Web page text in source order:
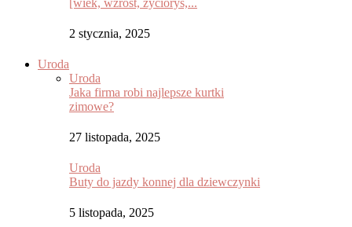
[wiek, wzrost, życiorys,...
2 stycznia, 2025
Uroda
Uroda
Jaka firma robi najlepsze kurtki
zimowe?
27 listopada, 2025
Uroda
Buty do jazdy konnej dla dziewczynki
5 listopada, 2025